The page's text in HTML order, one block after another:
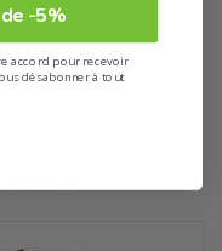
vous
-5%
accord pour recevoir
désabonner à tout